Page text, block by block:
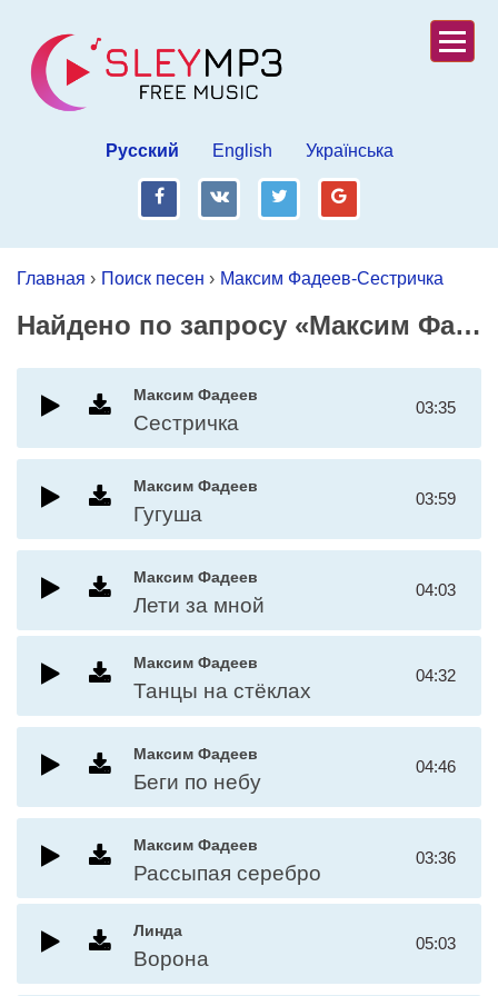
Русский English Українська
fb vk tw gp
Главная › Поиск песен › Максим Фадеев-Сестричка
Найдено по запросу «Максим Фадеев-Сестричка»
Максим Фадеев
Сестричка
03:35
Максим Фадеев
Гугуша
03:59
Максим Фадеев
Лети за мной
04:03
Максим Фадеев
Танцы на стёклах
04:32
Максим Фадеев
Беги по небу
04:46
Максим Фадеев
Рассыпая серебро
03:36
Линда
Ворона
05:03